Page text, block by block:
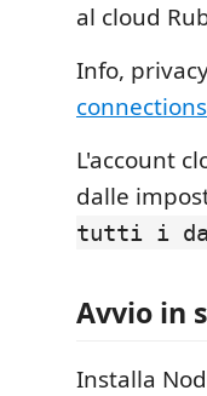
al cloud
Info,
L'account
dalle
tutti i
Avvio in
Installa